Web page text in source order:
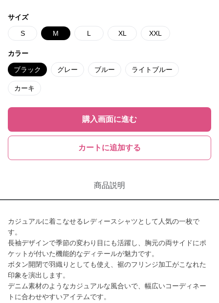
サイズ
S M L XL XXL
カラー
ブラック グレー ブルー ライトブルー
カーキ
購入画面に進む
カートに追加する
商品説明
カジュアルに着こなせるレディースシャツとして人気の一枚で
す。
長袖デザインで季節の変わり目にも活躍し、胸元の両サイドにポ
ケットが付いた機能的なディテールが魅力です。
ボタン開閉で羽織りとしても使え、裾のフリンジ加工がこなれた
印象を演出します。
デニム素材のようなカジュアルな風合いで、幅広いコーディネー
トに合わせやすいアイテムです。